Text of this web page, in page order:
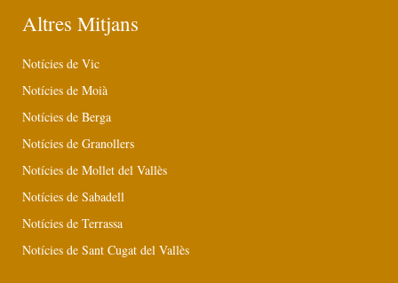
Altres Mitjans
Notícies de Vic
Notícies de Moià
Notícies de Berga
Notícies de Granollers
Notícies de Mollet del Vallès
Notícies de Sabadell
Notícies de Terrassa
Notícies de Sant Cugat del Vallès